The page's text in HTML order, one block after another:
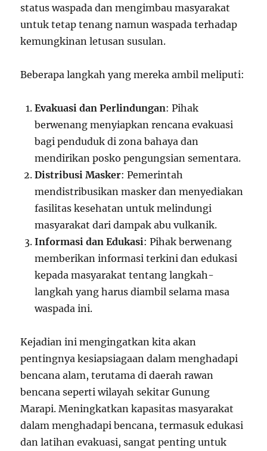
status waspada dan mengimbau masyarakat
untuk tetap tenang namun waspada terhadap
kemungkinan letusan susulan.
Beberapa langkah yang mereka ambil meliputi:
Evakuasi dan Perlindungan: Pihak
berwenang menyiapkan rencana evakuasi
bagi penduduk di zona bahaya dan
mendirikan posko pengungsian sementara.
Distribusi Masker: Pemerintah
mendistribusikan masker dan menyediakan
fasilitas kesehatan untuk melindungi
masyarakat dari dampak abu vulkanik.
Informasi dan Edukasi: Pihak berwenang
memberikan informasi terkini dan edukasi
kepada masyarakat tentang langkah-
langkah yang harus diambil selama masa
waspada ini.
Kejadian ini mengingatkan kita akan
pentingnya kesiapsiagaan dalam menghadapi
bencana alam, terutama di daerah rawan
bencana seperti wilayah sekitar Gunung
Marapi. Meningkatkan kapasitas masyarakat
dalam menghadapi bencana, termasuk edukasi
dan latihan evakuasi, sangat penting untuk